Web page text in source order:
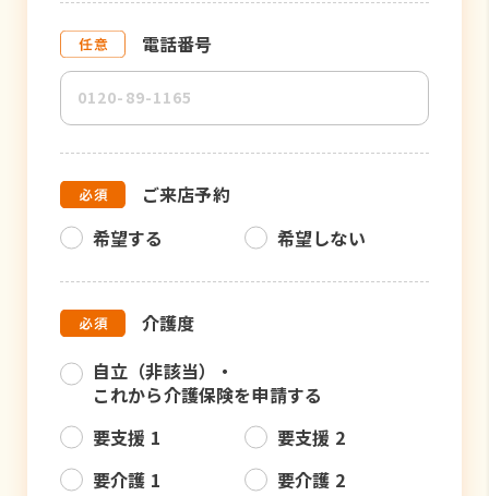
電話番号
ご来店予約
希望する
希望しない
介護度
自立（非該当）・
これから介護保険を申請する
要支援 1
要支援 2
要介護 1
要介護 2